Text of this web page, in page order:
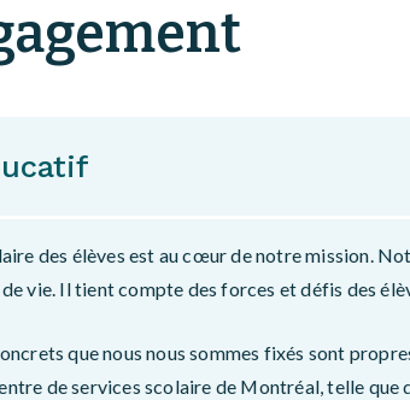
des élèves est au cœur de notre mission.
vie. Il tient compte des forces et défis des
que nous nous sommes fixés sont
de services scolaire de Montréal, telle que